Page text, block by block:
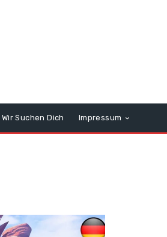
Wir Suchen Dich Impressum